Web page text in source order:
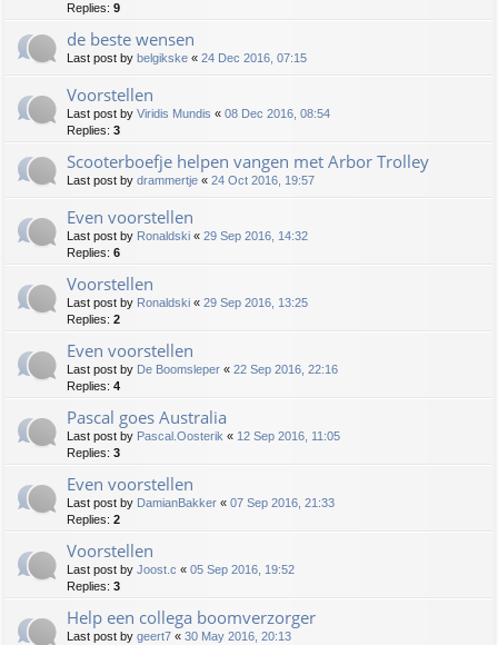
Replies: 9
de beste wensen
Last post by belgikske « 24 Dec 2016, 07:15
Voorstellen
Last post by Viridis Mundis « 08 Dec 2016, 08:54
Replies: 3
Scooterboefje helpen vangen met Arbor Trolley
Last post by drammertje « 24 Oct 2016, 19:57
Even voorstellen
Last post by Ronaldski « 29 Sep 2016, 14:32
Replies: 6
Voorstellen
Last post by Ronaldski « 29 Sep 2016, 13:25
Replies: 2
Even voorstellen
Last post by De Boomsleper « 22 Sep 2016, 22:16
Replies: 4
Pascal goes Australia
Last post by Pascal.Oosterik « 12 Sep 2016, 11:05
Replies: 3
Even voorstellen
Last post by DamianBakker « 07 Sep 2016, 21:33
Replies: 2
Voorstellen
Last post by Joost.c « 05 Sep 2016, 19:52
Replies: 3
Help een collega boomverzorger
Last post by geert7 « 30 May 2016, 20:13